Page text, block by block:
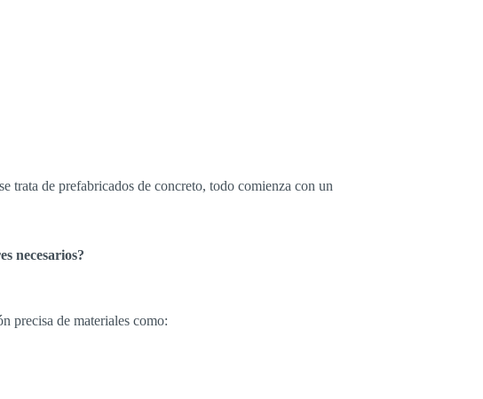
trata de prefabricados de concreto, todo comienza con un
necesarios?
precisa de materiales como: